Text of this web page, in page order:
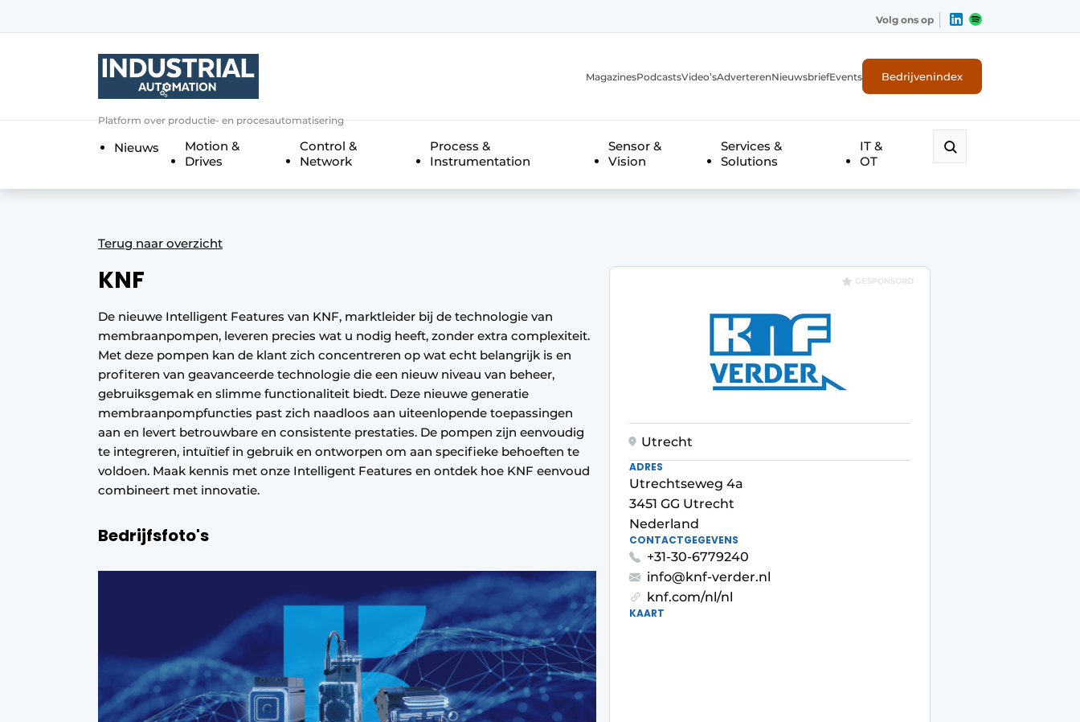
Algemene voorwaarden
Contact
Direct contact
Evenement aanmelden
Nieuwsbrief
Podcasts
Privacy / Cookie statement
Vacature aanmelden
Vacatures
Video’s
Volg ons op
Platform over productie- en procesautomatisering
MagazinesPodcastsVideo’sAdverterenNieuwsbriefEvents Bedrijvenindex
Nieuws
Motion &
Drives
Control &
Network
Process &
Instrumentation
Sensor &
Vision
Services &
Solutions
IT &
OT
Terug naar overzicht
KNF
De nieuwe Intelligent Features van KNF, marktleider bij de technologie van
membraanpompen, leveren precies wat u nodig heeft, zonder extra complexiteit.
Met deze pompen kan de klant zich concentreren op wat echt belangrijk is en
profiteren van geavanceerde technologie die een nieuw niveau van beheer,
gebruiksgemak en slimme functionaliteit biedt. Deze nieuwe generatie
membraanpompfuncties past zich naadloos aan uiteenlopende toepassingen
aan en levert betrouwbare en consistente prestaties. De pompen zijn eenvoudig
te integreren, intuïtief in gebruik en ontworpen om aan specifieke behoeften te
voldoen. Maak kennis met onze Intelligent Features en ontdek hoe KNF eenvoud
combineert met innovatie.
Bedrijfsfoto's
GESPONSORD
Utrecht
ADRES
Utrechtseweg 4a
3451 GG Utrecht
Nederland
CONTACTGEGEVENS
+31-30-6779240
info@knf-verder.nl
knf.com/nl/nl
KAART